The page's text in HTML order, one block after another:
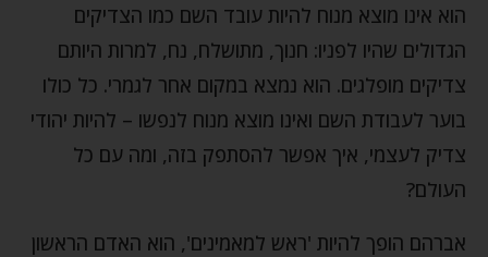
הוא אינו מוצא מנוח להיות עובד השם כמו הצדיקים
הגדולים שהיו לפניו: חנוך, מתושלח, נח, למרות היותם
צדיקים מופלגים. הוא נמצא במקום אחר לגמרי. כל כולו
בוער לעבודת השם ואינו מוצא מנוח לנפשו – להיות יהודי
צדיק לעצמי, איך אפשר להסתפק בזה, ומה עם כל
העולם?
אברהם הופך להיות 'ראש למאמינים', הוא האדם הראשון